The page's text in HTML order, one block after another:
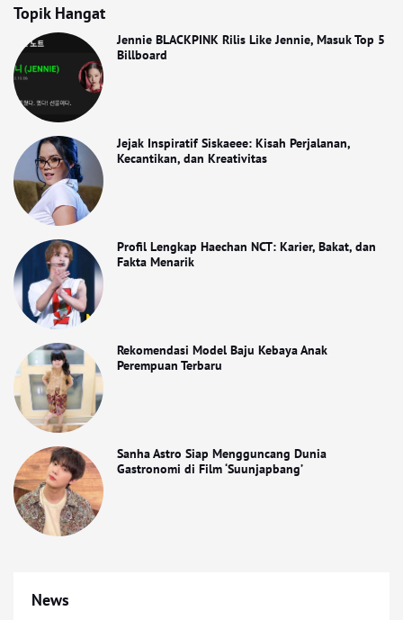
Topik Hangat
Jennie BLACKPINK Rilis Like Jennie, Masuk Top 5
Billboard
Jejak Inspiratif Siskaeee: Kisah Perjalanan,
Kecantikan, dan Kreativitas
Profil Lengkap Haechan NCT: Karier, Bakat, dan
Fakta Menarik
Rekomendasi Model Baju Kebaya Anak
Perempuan Terbaru
Sanha Astro Siap Mengguncang Dunia
Gastronomi di Film ‘Suunjapbang’
News